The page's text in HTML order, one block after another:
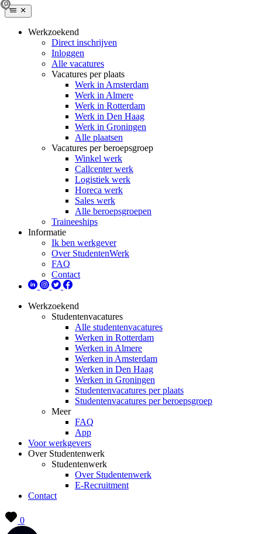
Werkzoekend
Direct inschrijven
Inloggen
Alle vacatures
Vacatures per plaats
Werk in Amsterdam
Werk in Almere
Werk in Rotterdam
Werk in Den Haag
Werk in Groningen
Alle plaatsen
Vacatures per beroepsgroep
Winkel werk
Callcenter werk
Logistiek werk
Horeca werk
Sales werk
Alle beroepsgroepen
Traineeships
Informatie
Ik ben werkgever
Over StudentenWerk
FAQ
Contact
Werkzoekend
Studentenvacatures
Alle studentenvacatures
Werken in Rotterdam
Werken in Almere
Werken in Amsterdam
Werken in Den Haag
Werken in Groningen
Studentenvacatures per plaats
Studentenvacatures per beroepsgroep
Meer
FAQ
App
Voor werkgevers
Over Studentenwerk
Studentenwerk
Over Studentenwerk
E-Recruitment
Contact
0